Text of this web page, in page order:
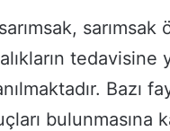
sarımsak
tedavisine
Bazı
bulunmasına